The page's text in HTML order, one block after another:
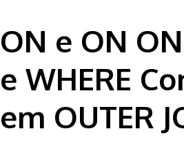
ON e ON
e WHERE
em OUTER